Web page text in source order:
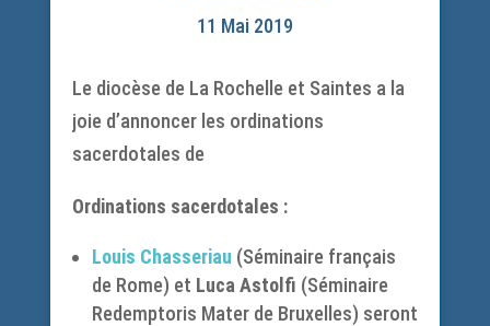
11 Mai 2019
Le diocèse de La Rochelle et Saintes a la
joie d’annoncer les ordinations
sacerdotales de
Ordinations sacerdotales :
Louis Chasseriau (Séminaire français
de Rome) et Luca Astolfi (Séminaire
Redemptoris Mater de Bruxelles) seront